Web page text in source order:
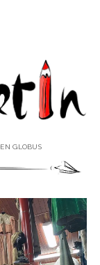
GLOBUS